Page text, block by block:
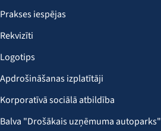
Prakses iespējas
Rekvizīti
Logotips
Apdrošināšanas izplatītāji
Korporatīvā sociālā atbildība
Balva "Drošākais uzņēmuma autoparks"